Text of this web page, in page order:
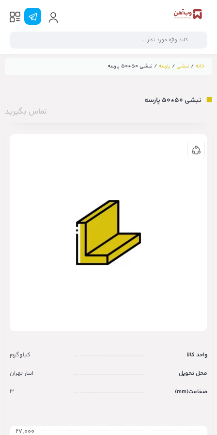
خانه / نبشی/ پارسه / نبشی ۵۰*۵۰ پارسه
نبشی ۵۰*۵۰ پارسه
تماس بگیرید
واحد کالا
کیلوگرم
محل تحویل
انبار تهران
ضخامت(mm)
3
۲۷,۰۰۰